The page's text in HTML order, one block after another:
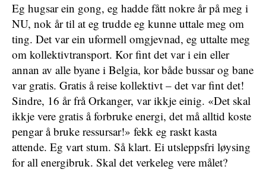
Eg hugsar ein gong, eg hadde fått nokre år på meg i
NU, nok år til at eg trudde eg kunne uttale meg om
ting. Det var ein uformell omgjevnad, eg uttalte meg
om kollektivtransport. Kor fint det var i ein eller
annan av alle byane i Belgia, kor både bussar og bane
var gratis. Gratis å reise kollektivt – det var fint det!
Sindre, 16 år frå Orkanger, var ikkje einig. «Det skal
ikkje vere gratis å forbruke energi, det må alltid koste
pengar å bruke ressursar!» fekk eg raskt kasta
attende. Eg vart stum. Så klart. Ei utsleppsfri løysing
for all energibruk. Skal det verkeleg vere målet?